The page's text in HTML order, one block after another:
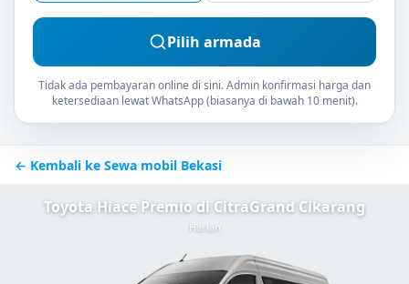
Pilih armada
Tidak ada pembayaran online di sini. Admin konfirmasi harga dan
ketersediaan lewat WhatsApp (biasanya di bawah 10 menit).
← Kembali ke Sewa mobil Bekasi
Toyota Hiace Premio di CitraGrand Cikarang
Harian